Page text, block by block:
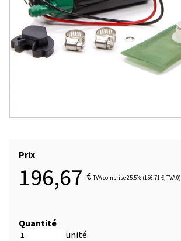
Prix
196,67 € TVA comprise 25.5% (156.71 €, TVA 0)
Quantité
unité